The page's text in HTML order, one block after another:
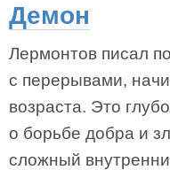
Демон
Лермонтов писал
с перерывами,
возраста. Это
о борьбе добра и
сложный